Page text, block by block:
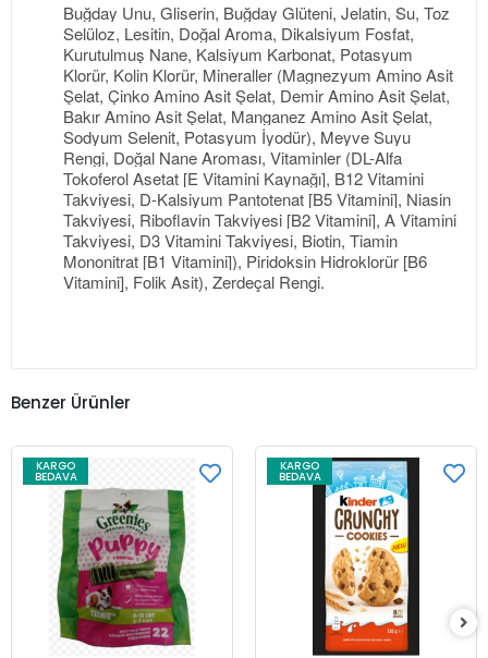
Buğday Unu, Gliserin, Buğday Glüteni, Jelatin, Su, Toz
Selüloz, Lesitin, Doğal Aroma, Dikalsiyum Fosfat,
Kurutulmuş Nane, Kalsiyum Karbonat, Potasyum
Klorür, Kolin Klorür, Mineraller (Magnezyum Amino Asit
Şelat, Çinko Amino Asit Şelat, Demir Amino Asit Şelat,
Bakır Amino Asit Şelat, Manganez Amino Asit Şelat,
Sodyum Selenit, Potasyum İyodür), Meyve Suyu
Rengi, Doğal Nane Aroması, Vitaminler (DL-Alfa
Tokoferol Asetat [E Vitamini Kaynağı], B12 Vitamini
Takviyesi, D-Kalsiyum Pantotenat [B5 Vitamini], Niasin
Takviyesi, Riboflavin Takviyesi [B2 Vitamini], A Vitamini
Takviyesi, D3 Vitamini Takviyesi, Biotin, Tiamin
Mononitrat [B1 Vitamini]), Piridoksin Hidroklorür [B6
Vitamini], Folik Asit), Zerdeçal Rengi.
Benzer Ürünler
KARGO
BEDAVA
KARGO
BEDAVA